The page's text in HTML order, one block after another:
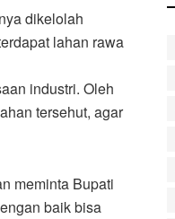
dikelolah
lahan rawa
industri. Oleh
tersehut, agar
meminta Bupati
baik bisa